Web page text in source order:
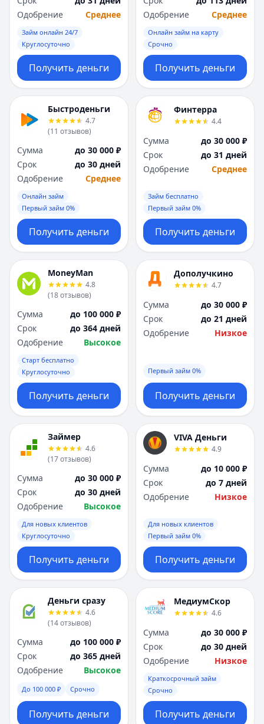
Одобрение
Среднее
Займ онлайн 24/7
Круглосуточно
Получить деньги
Одобрение
Среднее
Онлайн займ на карту
Срочно
Получить деньги
Быстроденьги
4.7
(11 отзывов)
Сумма
до 30 000 ₽
Срок
до 30 дней
Одобрение
Среднее
Онлайн займ
Первый займ 0%
Получить деньги
Финтерра
4.4
Сумма
до 30 000 ₽
Срок
до 31 дней
Одобрение
Среднее
Займ бесплатно
Первый займ 0%
Получить деньги
MoneyMan
4.8
(18отзывов)
Сумма
до 100 000 ₽
Срок
до 364 дней
Одобрение
Высокое
Старт бесплатно
Круглосуточно
Получить деньги
Дополучкино
4.7
Сумма
до 30 000 ₽
Срок
до 21 дней
Одобрение
Низкое
Первый займ 0%
Получить деньги
Займер
4.6
(17отзывов)
Сумма
до 30 000 ₽
Срок
до 30 дней
Одобрение
Высокое
Для новых клиентов
Круглосуточно
Получить деньги
VIVA Деньги
4.9
Сумма
до 10 000 ₽
Срок
до 7 дней
Одобрение
Низкое
Для новых клиентов
Первый займ 0%
Получить деньги
Деньги сразу
4.6
(14отзывов)
Сумма
до 100 000 ₽
Срок
до 365 дней
Одобрение
Высокое
До 100 000 ₽ Срочно
Получить деньги
МедиумСкор
4.6
Сумма
до 30 000 ₽
Срок
до 30 дней
Одобрение
Низкое
Краткосрочный займ
Срочно
Получить деньги